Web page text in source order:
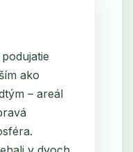
ako
– areál